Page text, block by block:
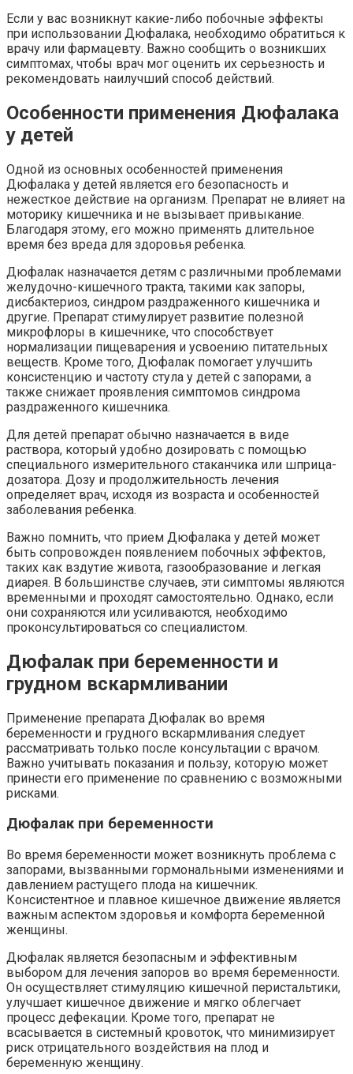
Если у вас возникнут какие-либо побочные эффекты
при использовании Дюфалака, необходимо обратиться к
врачу или фармацевту. Важно сообщить о возникших
симптомах, чтобы врач мог оценить их серьезность и
рекомендовать наилучший способ действий.
Особенности применения Дюфалака
у детей
Одной из основных особенностей применения
Дюфалака у детей является его безопасность и
нежесткое действие на организм. Препарат не влияет на
моторику кишечника и не вызывает привыкание.
Благодаря этому, его можно применять длительное
время без вреда для здоровья ребенка.
Дюфалак назначается детям с различными проблемами
желудочно-кишечного тракта, такими как запоры,
дисбактериоз, синдром раздраженного кишечника и
другие. Препарат стимулирует развитие полезной
микрофлоры в кишечнике, что способствует
нормализации пищеварения и усвоению питательных
веществ. Кроме того, Дюфалак помогает улучшить
консистенцию и частоту стула у детей с запорами, а
также снижает проявления симптомов синдрома
раздраженного кишечника.
Для детей препарат обычно назначается в виде
раствора, который удобно дозировать с помощью
специального измерительного стаканчика или шприца-
дозатора. Дозу и продолжительность лечения
определяет врач, исходя из возраста и особенностей
заболевания ребенка.
Важно помнить, что прием Дюфалака у детей может
быть сопровожден появлением побочных эффектов,
таких как вздутие живота, газообразование и легкая
диарея. В большинстве случаев, эти симптомы являются
временными и проходят самостоятельно. Однако, если
они сохраняются или усиливаются, необходимо
проконсультироваться со специалистом.
Дюфалак при беременности и
грудном вскармливании
Применение препарата Дюфалак во время
беременности и грудного вскармливания следует
рассматривать только после консультации с врачом.
Важно учитывать показания и пользу, которую может
принести его применение по сравнению с возможными
рисками.
Дюфалак при беременности
Во время беременности может возникнуть проблема с
запорами, вызванными гормональными изменениями и
давлением растущего плода на кишечник.
Консистентное и плавное кишечное движение является
важным аспектом здоровья и комфорта беременной
женщины.
Дюфалак является безопасным и эффективным
выбором для лечения запоров во время беременности.
Он осуществляет стимуляцию кишечной перистальтики,
улучшает кишечное движение и мягко облегчает
процесс дефекации. Кроме того, препарат не
всасывается в системный кровоток, что минимизирует
риск отрицательного воздействия на плод и
беременную женщину.